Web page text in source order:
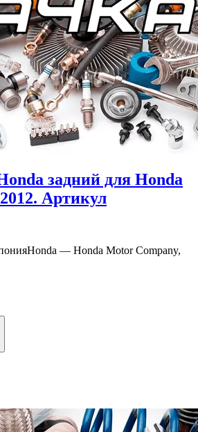
задний для Honda
Артикул
Honda — Honda Motor Company,